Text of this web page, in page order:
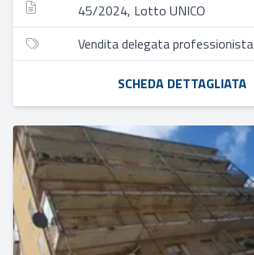
45/2024, Lotto UNICO
Vendita delegata professionista
SCHEDA DETTAGLIATA